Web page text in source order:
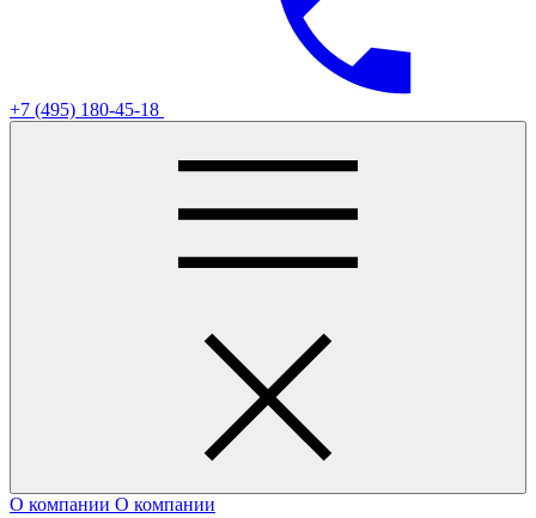
+7 (495) 180-45-18
О компании О компании